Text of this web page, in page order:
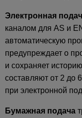
Электронная
каналом для AS и
автоматическую
предупреждает о
и сохраняет
составляют от 2 до
при электронной
Бумажная подача